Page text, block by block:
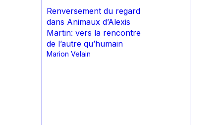
Renversement du regard
dans Animaux d’Alexis
Martin: vers la rencontre
de l’autre qu’humain
Marion Velain